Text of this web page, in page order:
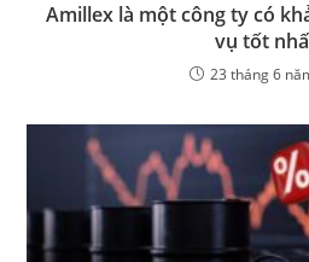
Amillex là một công ty có
vụ tốt
23 tháng 6